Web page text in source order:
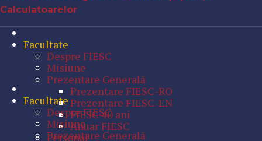
Calculatoarelor
Facultate
Despre FIESC
Misiune
Prezentare Generală
Prezentare FIESC-RO
Prezentare FIESC-EN
FIESC 40 ani
Anuar FIESC
Personal
Facultate
Despre FIESC
Misiune
Prezentare Generală